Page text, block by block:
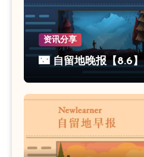
资讯分享
🌃 自留地晚报【8.6】